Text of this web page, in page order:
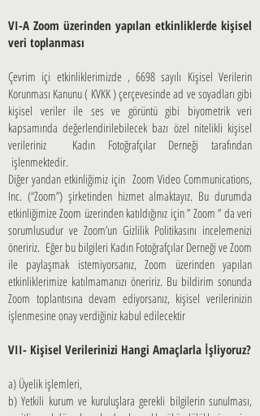
VI-A Zoom üzerinden yapılan etkinliklerde kişisel
veri toplanması
Çevrim içi etkinliklerimizde , 6698 sayılı Kişisel Verilerin
Korunması Kanunu ( KVKK ) çerçevesinde ad ve soyadları gibi
kişisel veriler ile ses ve görüntü gibi biyometrik veri
kapsamında değerlendirilebilecek bazı özel nitelikli kişisel
verileriniz Kadın Fotoğrafçılar Derneği tarafından
işlenmektedir.
Diğer yandan etkinliğimiz için Zoom Video Communications,
Inc. (“Zoom”) şirketinden hizmet almaktayız. Bu durumda
etkinliğimize Zoom üzerinden katıldığınız için ” Zoom ” da veri
sorumlusudur ve Zoom’un Gizlilik Politikasını incelemenizi
öneririz. Eğer bu bilgileri Kadın Fotoğrafçılar Derneği ve Zoom
ile paylaşmak istemiyorsanız, Zoom üzerinden yapılan
etkinliklerimize katılmamanızı öneririz. Bu bildirim sonunda
Zoom toplantısına devam ediyorsanız, kişisel verilerinizin
işlenmesine onay verdiğiniz kabul edilecektir
VII- Kişisel Verilerinizi Hangi Amaçlarla İşliyoruz?
a) Üyelik işlemleri,
b) Yetkili kurum ve kuruluşlara gerekli bilgilerin sunulması,